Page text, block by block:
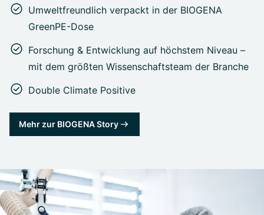
Umweltfreundlich verpackt in der BIOGENA
GreenPE-Dose
Forschung & Entwicklung auf höchstem Niveau –
mit dem größten Wissenschaftsteam der Branche
Double Climate Positive
Mehr zur BIOGENA Story